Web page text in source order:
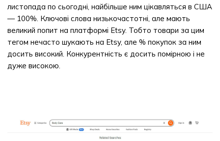
листопада по сьогодні, найбільше ним цікавляться в США
— 100%. Ключові слова низькочастотні, але мають
великий попит на платформі Etsy. Тобто товари за цим
тегом нечасто шукають на Etsy, але % покупок за ним
досить високий. Конкурентність є досить помірною і не
дуже високою.